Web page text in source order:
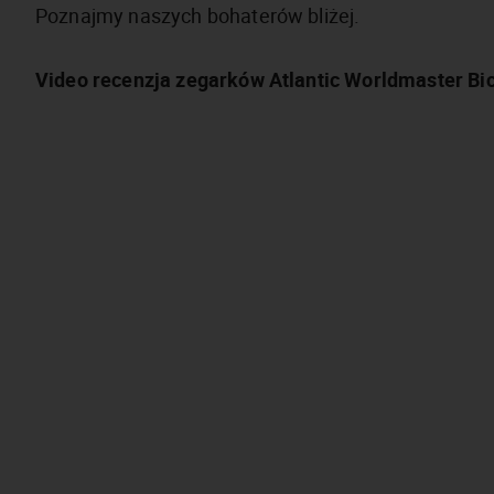
Poznajmy naszych bohaterów bliżej.
Video recenzja zegarków Atlantic Worldmaster